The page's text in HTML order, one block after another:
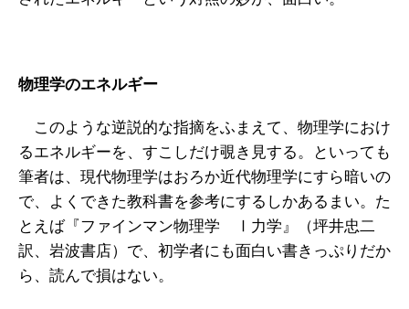
物理学のエネルギー
このような逆説的な指摘をふまえて、物理学におけ
るエネルギーを、すこしだけ覗き見する。といっても
筆者は、現代物理学はおろか近代物理学にすら暗いの
で、よくできた教科書を参考にするしかあるまい。た
とえば『ファインマン物理学 Ⅰ力学』（坪井忠二
訳、岩波書店）で、初学者にも面白い書きっぷりだか
ら、読んで損はない。